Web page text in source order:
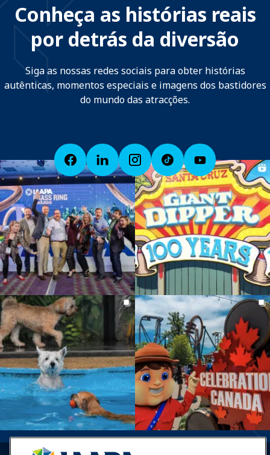
Conheça as histórias reais
por detrás da diversão
Siga as nossas redes sociais para obter histórias
autênticas, momentos especiais e imagens dos bastidores
do mundo das atracções.